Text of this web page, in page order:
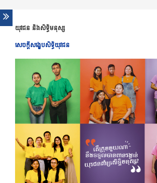
សមធម៌យែនឌ័រនិងសិទ្ធិមនុស្ស
សិទិ្ធអ្នកស្រឡាញ់ភេទដូចគ្នា
យុវជន និងសិទ្ធិមនុស្ស
ជំងឺកូវីដ-១៩ និងសិទ្ធិមនុស្ស
យុវជន និងសិទ្ធិមនុស្ស
​សេ​ច​ក្តី​សង្ខេប​សិទ្ធិយុវ​ជន